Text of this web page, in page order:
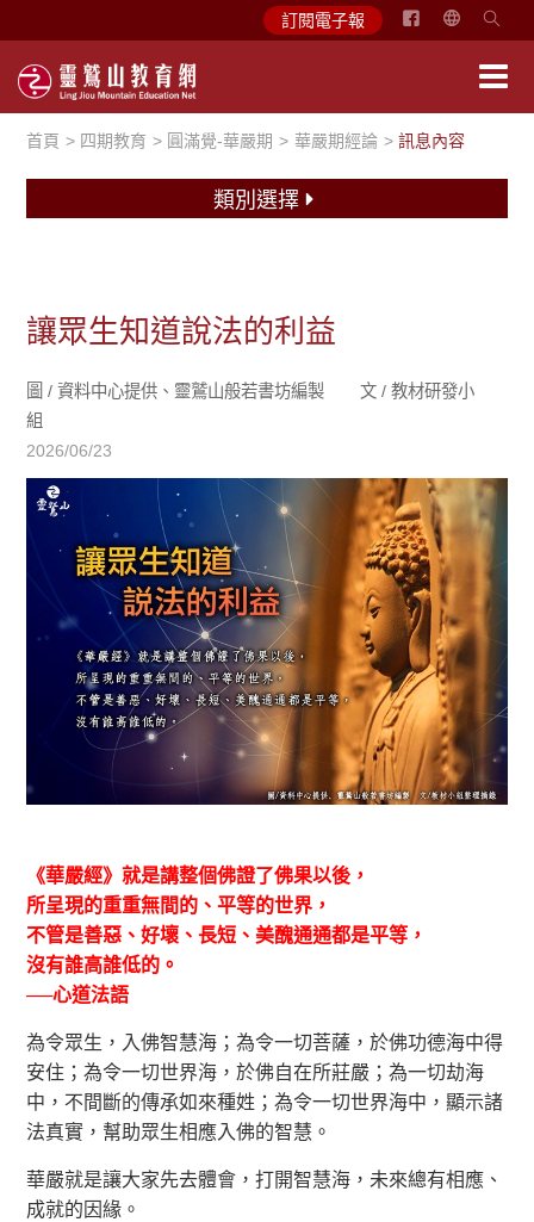
訂閱電子報
简
首頁 四期教育 圓滿覺-華嚴期 華嚴期經論 訊息內容
讓眾生知道說法的利益
圖 /資料中心提供、靈鷲山般若書坊編製 文 /教材研發小
組
2026/06/23
《華嚴經》就是講整個佛證了佛果以後，
所呈現的重重無間的、平等的世界，
不管是善惡、好壞、長短、美醜通通都是平等，
沒有誰高誰低的。
──心道法語
為令眾生，入佛智慧海；為令一切菩薩，於佛功德海中得
安住；為令一切世界海，於佛自在所莊嚴；為一切劫海
中，不間斷的傳承如來種姓；為令一切世界海中，顯示諸
法真實，幫助眾生相應入佛的智慧。
華嚴就是讓大家先去體會，打開智慧海，未來總有相應、
成就的因緣。
類別選擇